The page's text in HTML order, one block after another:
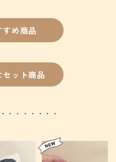
すめ商品
セット商品
・・・・・・・